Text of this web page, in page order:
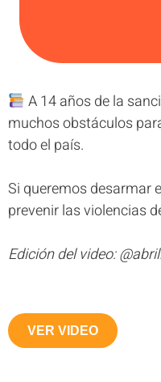
A 14 años de la
muchos obstáculos
todo el país.
Si queremos desarmar
prevenir las violencias
Edición del video:
VER VIDEO